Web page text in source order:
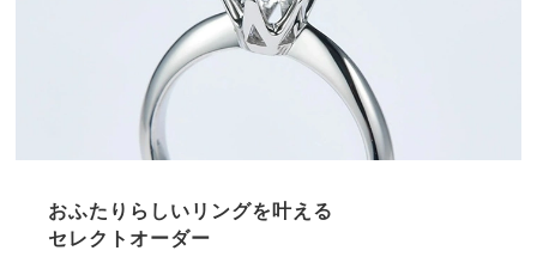
おふたりらしいリングを叶える
セレクトオーダー